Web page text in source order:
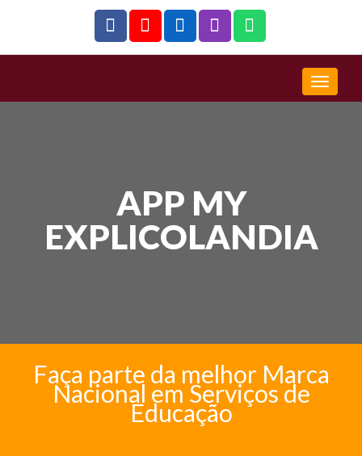
APP MY
EXPLICOLANDIA
Faça parte da melhor Marca
Nacional em Serviços de
Educação